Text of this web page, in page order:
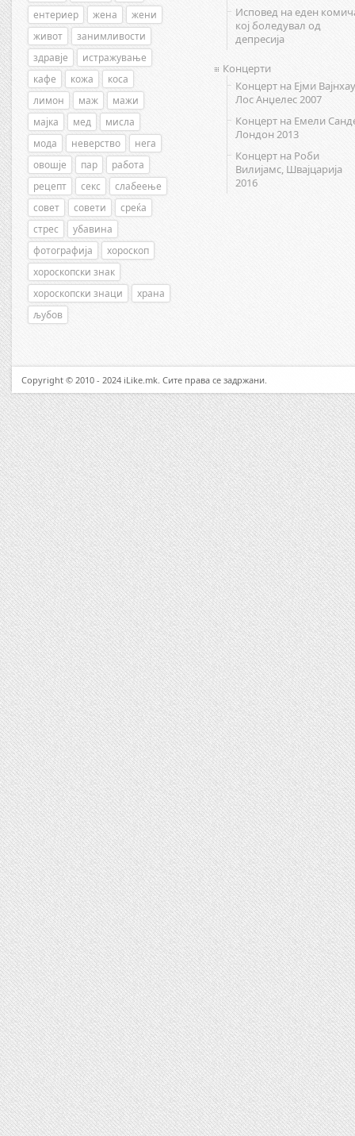
ентериер жена
жени
живот
занимливости
здравје
истражување
кафе
кожа
коса
лимон
маж
мажи
мајка
мед
мисла
мода
неверство
нега
овошје
пар
работа
рецепт
секс
слабеење
совет
совети
среќа
стрес
убавина
фотографија
хороскоп
хороскопски знак
хороскопски знаци
храна
љубов
Исповед на еден
кој боледувал од
депресија
Концерти
Концерт на Ејми
Лос Анџелес 2007
Концерт на Емели
Лондон 2013
Концерт на Роби
Вилијамс, Швајцарија
2016
Copyright © 2010 - 2024 iLike.mk. Сите права се задржани.